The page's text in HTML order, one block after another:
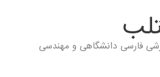
فارسی دانشگاهی و مهندسی